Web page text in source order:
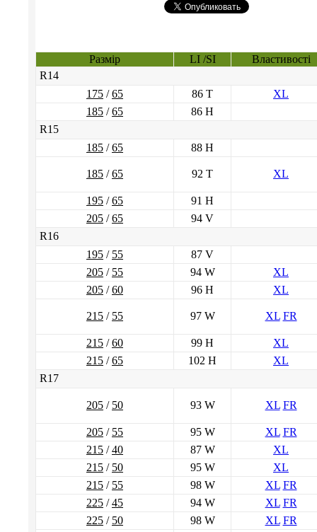
Размір LI /SI
Властивості
R14
175 /65 86 T
XL
185 /65
86 H
R15
185 /65 88 H
185 /65 92 T XL
195 /65
91 H
205 /65
94 V
R16
195 / 55
87 V
205 / 55 94 W
XL
205 /60 96 H XL
215 / 55 97 W XL FR
215 /60 99 H
XL
215 /65 102 H
XL
R17
205 / 50 93 W XL FR
205 / 55 95 W XL FR
215 /40 87 W
XL
215 / 50 95 W
XL
215 / 55 98 W XL FR
225 /45 94 W XL FR
225 / 50 98 W XL FR